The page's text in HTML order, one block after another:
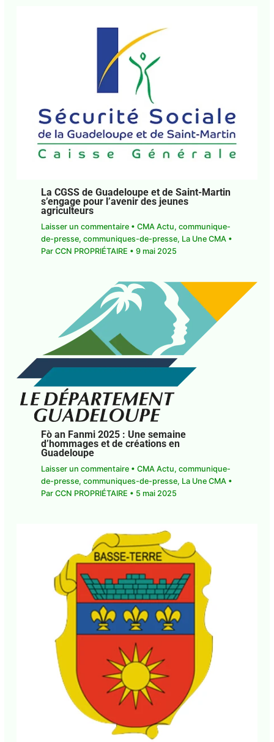
La CGSS de Guadeloupe et de Saint-Martin
s’engage pour l’avenir des jeunes
agriculteurs
Laisser un commentaire • CMA Actu, communique-
de-presse, communiques-de-presse, La Une CMA •
Par CCN PROPRIÉTAIRE • 9 mai 2025
Fò an Fanmi 2025 : Une semaine
d’hommages et de créations en
Guadeloupe
Laisser un commentaire • CMA Actu, communique-
de-presse, communiques-de-presse, La Une CMA•
Par CCN PROPRIÉTAIRE • 5 mai 2025